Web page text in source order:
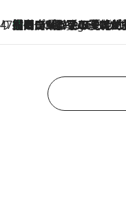
47都道府県の手みやげ ひんやりスイーツで夏を満喫
3 Hours Ago
【岡山県】この夏絶対食べたい 冷やしておいしいおやつ3選 フルーツが主役のプリンやアイスが勢揃い